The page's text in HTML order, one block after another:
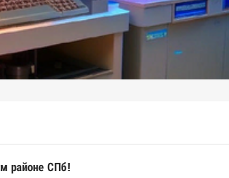
районе СПб!